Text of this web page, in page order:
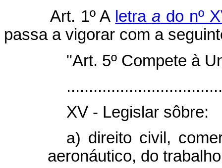
Art. 1º A letraa do nº
passa a vigorar com a
"Art. 5º Compete à
XV - Legislar sôbre:
a) direito civil,
aeronáutico, do